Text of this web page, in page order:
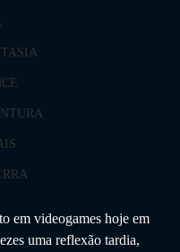
em videogames hoje em
uma reflexão tardia,